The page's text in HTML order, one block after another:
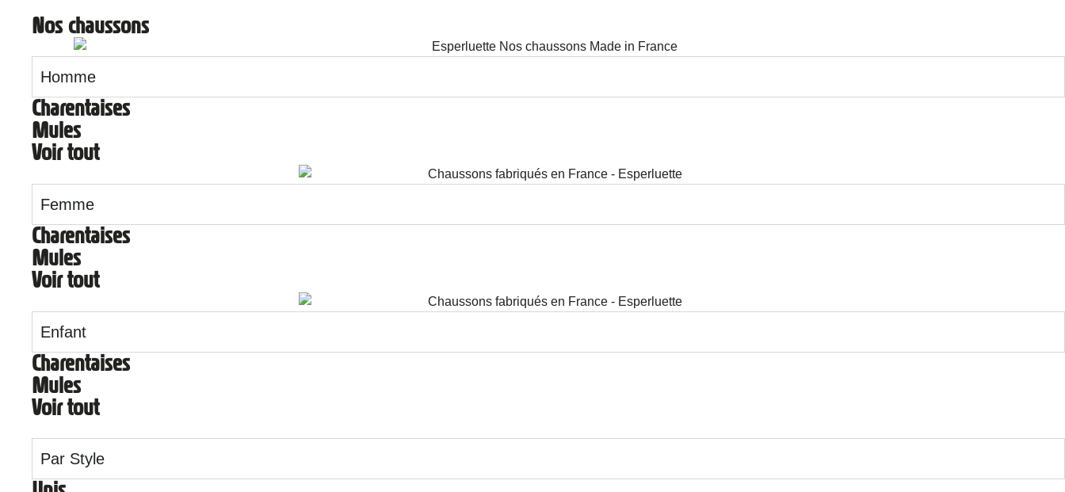
Nos chaussons
Homme
Charentaises
Mules
Voir tout
Femme
Charentaises
Mules
Voir tout
Enfant
Charentaises
Mules
Voir tout
Par Style